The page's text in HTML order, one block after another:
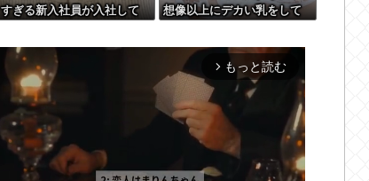
すぎる新入社員が入社して
想像以上にデカい乳をして